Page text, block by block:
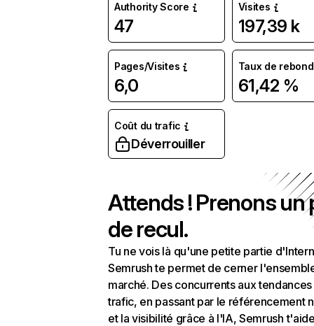
Authority Score
47
Visites
197,39 k
Pages/Visites
6,0
Taux de rebond
61,42 %
Coût du trafic
Déverrouiller
Attends ! Prenons un
de recul.
Tu ne vois là qu'une petite partie
Semrush te permet de cerner
marché. Des concurrents aux
trafic, en passant par le référencement
et la visibilité grâce à l'IA, Semrush